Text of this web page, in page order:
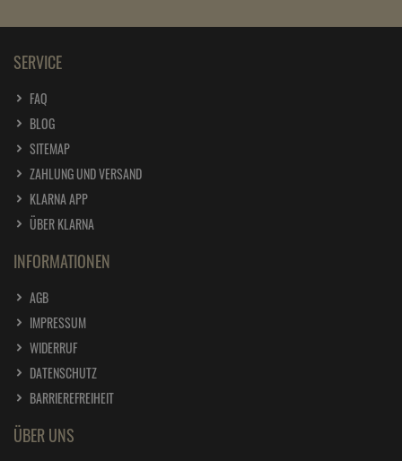
SERVICE
FAQ
BLOG
SITEMAP
ZAHLUNG UND VERSAND
KLARNA APP
ÜBER KLARNA
INFORMATIONEN
AGB
IMPRESSUM
WIDERRUF
DATENSCHUTZ
BARRIEREFREIHEIT
ÜBER UNS